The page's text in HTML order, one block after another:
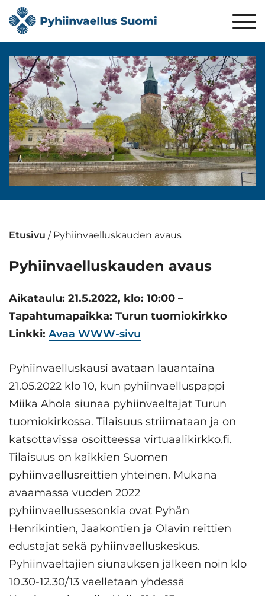
Etusivu / Pyhiinvaelluskauden avaus
Pyhiinvaelluskauden avaus
Aikataulu: 21.5.2022, klo: 10:00 –
Tapahtumapaikka: Turun tuomiokirkko
Linkki: Avaa WWW-sivu
Pyhiinvaelluskausi avataan lauantaina
21.05.2022 klo 10, kun pyhiinvaelluspappi
Miika Ahola siunaa pyhiinvaeltajat Turun
tuomiokirkossa. Tilaisuus striimataan ja on
katsottavissa osoitteessa virtuaalikirkko.fi.
Tilaisuus on kaikkien Suomen
pyhiinvaellusreittien yhteinen. Mukana
avaamassa vuoden 2022
pyhiinvaellussesonkia ovat Pyhän
Henrikintien, Jaakontien ja Olavin reittien
edustajat sekä pyhiinvaelluskeskus.
Pyhiinvaeltajien siunauksen jälkeen noin klo
10.30-12.30/13 vaelletaan yhdessä